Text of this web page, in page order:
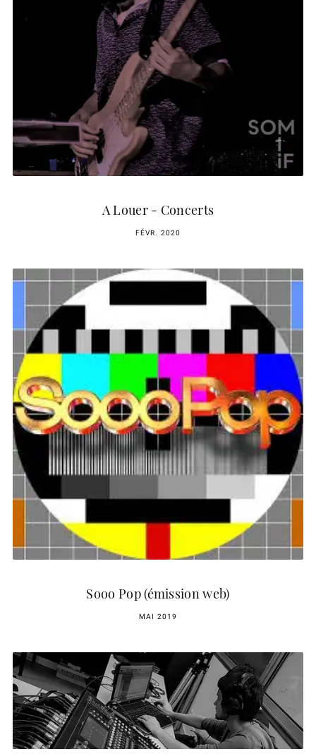
A Louer - Concerts
FÉVR. 2020
Sooo Pop (émission web)
MAI 2019